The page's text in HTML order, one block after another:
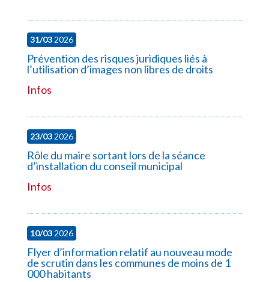
31/032026
Prévention des risques juridiques liés à
l’utilisation d’images non libres de droits
Infos
23/032026
Rôle du maire sortant lors de la séance
d’installation du conseil municipal
Infos
10/032026
Flyer d’information relatif au nouveau mode
de scrutin dans les communes de moins de 1
000 habitants